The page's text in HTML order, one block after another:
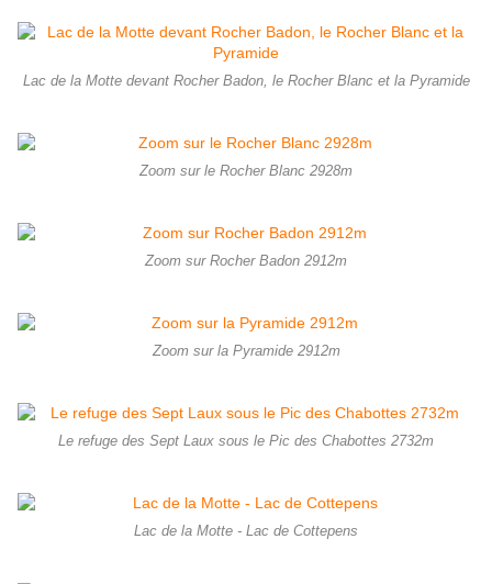
Lac de la Motte devant Rocher Badon, le Rocher Blanc et la Pyramide
Zoom sur le Rocher Blanc 2928m
Zoom sur Rocher Badon 2912m
Zoom sur la Pyramide 2912m
Le refuge des Sept Laux sous le Pic des Chabottes 2732m
Lac de la Motte - Lac de Cottepens